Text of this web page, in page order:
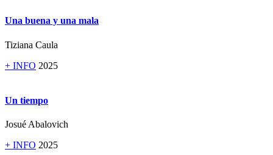
Una buena y una mala
Tiziana Caula
+ INFO 2025
Un tiempo
Josué Abalovich
+ INFO 2025